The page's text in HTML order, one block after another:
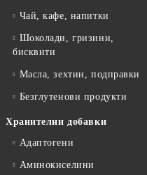
Чай, кафе, напитки
Шоколади, гризини,
бисквити
Масла, зехтин, подправки
Безглутенови продукти
Хранителни добавки
Адаптогени
Аминокиселини